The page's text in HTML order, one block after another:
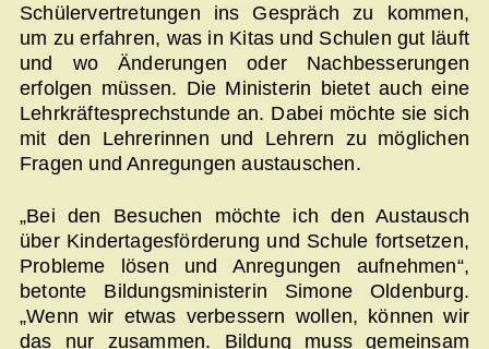
Schülervertretungen ins Gespräch zu kommen,
um zu erfahren, was in Kitas und Schulen gut läuft
und wo Änderungen oder Nachbesserungen
erfolgen müssen. Die Ministerin bietet auch eine
Lehrkräftesprechstunde an. Dabei möchte sie sich
mit den Lehrerinnen und Lehrern zu möglichen
Fragen und Anregungen austauschen.
„Bei den Besuchen möchte ich den Austausch
über Kindertagesförderung und Schule fortsetzen,
Probleme lösen und Anregungen aufnehmen“,
betonte Bildungsministerin Simone Oldenburg.
„Wenn wir etwas verbessern wollen, können wir
das nur zusammen. Bildung muss gemeinsam